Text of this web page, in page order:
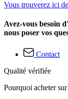
Vous trouverez ici
Avez-vous besoin
nous poser vos
Contact
Qualité vérifiée
Pourquoi acheter